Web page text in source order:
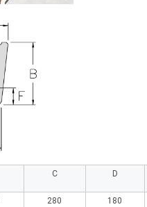
C D
280 180